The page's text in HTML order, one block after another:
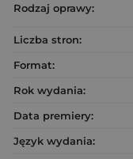
Rodzaj oprawy:
Liczba stron:
Format:
Rok wydania:
Data premiery:
Język wydania: